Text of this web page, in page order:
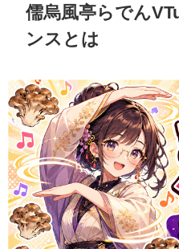
儒烏風亭らでん
ンスとは